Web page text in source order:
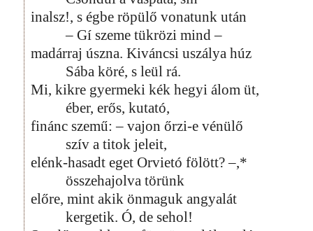
inalsz!, s égbe röpülő vonatunk után
– Gí szeme tükrözi mind –
madárraj úszna. Kiváncsi uszálya húz
Sába köré, s leül rá.
Mi, kikre gyermeki kék hegyi álom üt,
éber, erős, kutató,
finánc szemű: – vajon őrzi-e vénülő
szív a titok jeleit,
elénk-hasadt eget Orvietó fölött? –,*
összehajolva törünk
előre, mint akik önmaguk angyalát
kergetik. Ó, de sehol!